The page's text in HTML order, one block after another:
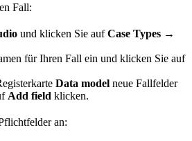
Fall:
und klicken Sie aufCase Types →
für Ihren Fall ein und klicken Sie auf
Data model neue Fallfelder
Add field klicken.
an: